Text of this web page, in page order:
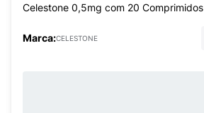
Celestone 0,5mg com 20 Comprimidos
Marca:CELESTONE